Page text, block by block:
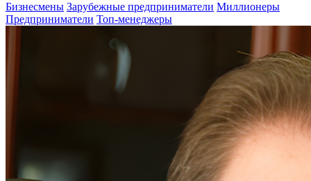
Бизнесмены Зарубежные предприниматели Миллионеры
Предприниматели Топ-менеджеры